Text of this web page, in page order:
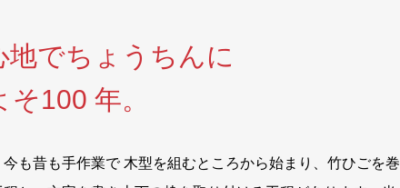
地でちょうちんに
100 年。
も昔も手作業で 木型を組むところから始まり、竹ひごを巻